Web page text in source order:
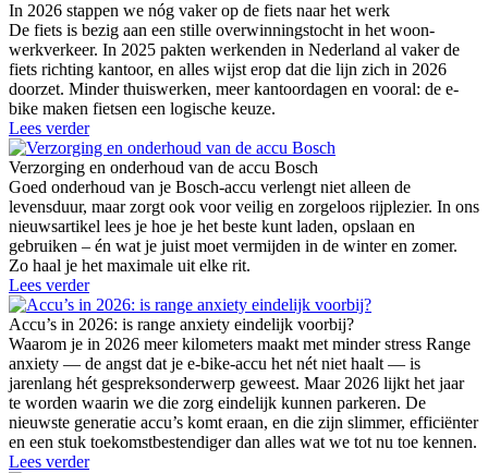
In 2026 stappen we nóg vaker op de fiets naar het werk
De fiets is bezig aan een stille overwinningstocht in het woon-
werkverkeer. In 2025 pakten werkenden in Nederland al vaker de
fiets richting kantoor, en alles wijst erop dat die lijn zich in 2026
doorzet. Minder thuiswerken, meer kantoordagen en vooral: de e-
bike maken fietsen een logische keuze.
Lees verder
Verzorging en onderhoud van de accu Bosch
Goed onderhoud van je Bosch-accu verlengt niet alleen de
levensduur, maar zorgt ook voor veilig en zorgeloos rijplezier. In ons
nieuwsartikel lees je hoe je het beste kunt laden, opslaan en
gebruiken – én wat je juist moet vermijden in de winter en zomer.
Zo haal je het maximale uit elke rit.
Lees verder
Accu’s in 2026: is range anxiety eindelijk voorbij?
Waarom je in 2026 meer kilometers maakt met minder stress Range
anxiety — de angst dat je e-bike-accu het nét niet haalt — is
jarenlang hét gespreksonderwerp geweest. Maar 2026 lijkt het jaar
te worden waarin we die zorg eindelijk kunnen parkeren. De
nieuwste generatie accu’s komt eraan, en die zijn slimmer, efficiënter
en een stuk toekomstbestendiger dan alles wat we tot nu toe kennen.
Lees verder